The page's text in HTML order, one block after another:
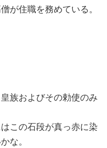
が住職を務めている。
族およびその勅使のみ
この石段が真っ赤に染
な。